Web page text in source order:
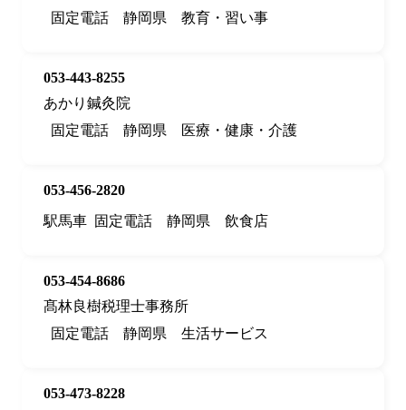
固定電話
静岡県 教育・習い事
053-443-8255
あかり鍼灸院
固定電話
静岡県 医療・健康・介護
053-456-2820
駅馬車 固定電話 静岡県 飲食店
053-454-8686
髙林良樹税理士事務所
固定電話
静岡県 生活サービス
053-473-8228